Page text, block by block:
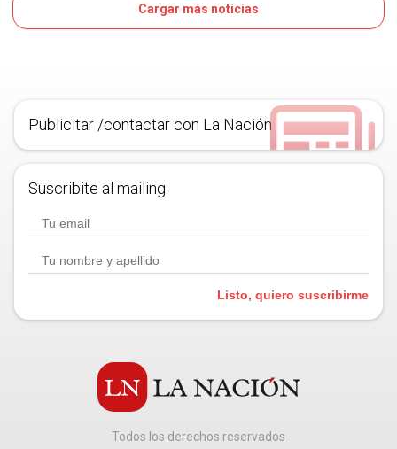
Cargar más noticias
Publicitar /contactar con La Nación
Suscribite al mailing.
Listo, quiero suscribirme
Todos los derechos reservados